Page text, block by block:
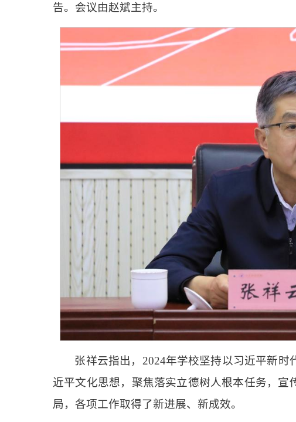
告。会议由赵斌主持。
张祥云指出，2024年学校坚持以习近平新
近平文化思想，聚焦落实立德树人根本任务，
局，各项工作取得了新进展、新成效。